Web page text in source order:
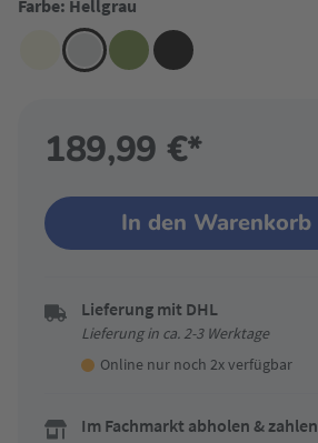
Farbe: Hellgrau
189,99 €*
In den Warenkorb
Lieferung mit DHL
Lieferung in ca. 2-3 Werktage
Online nur noch 2x verfügbar
Im Fachmarkt abholen & zahlen